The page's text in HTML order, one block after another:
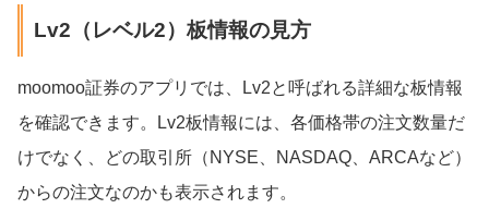
Lv2（レベル2）板情報の見方
moomoo証券のアプリでは、Lv2と呼ばれる詳細な板情報
を確認できます。Lv2板情報には、各価格帯の注文数量だ
けでなく、どの取引所（NYSE、NASDAQ、ARCAなど）
からの注文なのかも表示されます。